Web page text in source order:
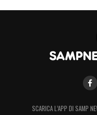
SCARICA L’APP DI SAMP